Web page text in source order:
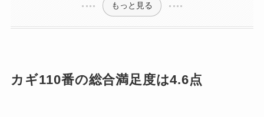
もっと見る
カギ110番の総合満足度は4.6点